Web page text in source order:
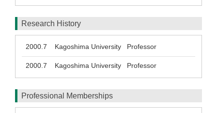
Research History
2000.7 Kagoshima University Professor
2000.7 Kagoshima University Professor
Professional Memberships